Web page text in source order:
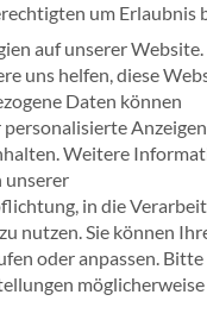
für erfolgreiche
die Vorteile der
die auf
erfahren Sie, wie
kann.
um Erlaubnis
auf unserer Website.
uns helfen, diese
Daten können
personalisierte
Weitere
unserer
in die
nutzen.Sie können
oder anpassen. Bitte